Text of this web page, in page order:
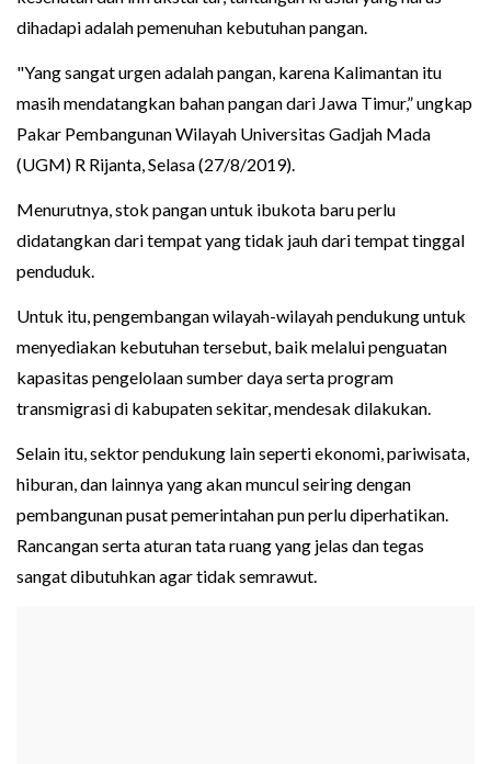
dihadapi adalah pemenuhan kebutuhan pangan.
"Yang sangat urgen adalah pangan, karena Kalimantan itu
masih mendatangkan bahan pangan dari Jawa Timur,” ungkap
Pakar Pembangunan Wilayah Universitas Gadjah Mada
(UGM) R Rijanta, Selasa (27/8/2019).
Menurutnya, stok pangan untuk ibukota baru perlu
didatangkan dari tempat yang tidak jauh dari tempat tinggal
penduduk.
Untuk itu, pengembangan wilayah-wilayah pendukung untuk
menyediakan kebutuhan tersebut, baik melalui penguatan
kapasitas pengelolaan sumber daya serta program
transmigrasi di kabupaten sekitar, mendesak dilakukan.
Selain itu, sektor pendukung lain seperti ekonomi, pariwisata,
hiburan, dan lainnya yang akan muncul seiring dengan
pembangunan pusat pemerintahan pun perlu diperhatikan.
Rancangan serta aturan tata ruang yang jelas dan tegas
sangat dibutuhkan agar tidak semrawut.